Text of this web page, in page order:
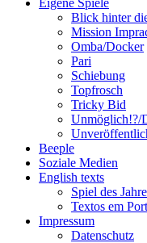
Blick hinter
Mission
Omba/Docker
Pari
Schiebung
Topfrosch
Tricky Bid
Unmöglich!?/
Beeple
Soziale Medien
English texts
Spiel des
Textos em
Impressum
Datenschutz